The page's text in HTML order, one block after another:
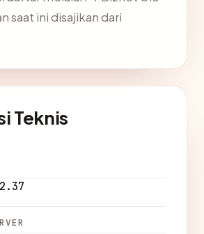
saat ini disajikan dari
Teknis